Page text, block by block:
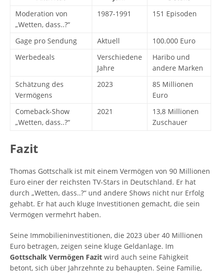
Moderation von
„Wetten, dass..?“
1987-1991 151 Episoden
Gage pro Sendung Aktuell
100.000 Euro
Werbedeals
Verschiedene
Jahre
Haribo und
andere Marken
Schätzung des
Vermögens
2023
85 Millionen
Euro
Comeback-Show
„Wetten, dass..?“
2021
13,8 Millionen
Zuschauer
Fazit
Thomas Gottschalk ist mit einem Vermögen von 90 Millionen
Euro einer der reichsten TV-Stars in Deutschland. Er hat
durch „Wetten, dass..?“ und andere Shows nicht nur Erfolg
gehabt. Er hat auch kluge Investitionen gemacht, die sein
Vermögen vermehrt haben.
Seine Immobilieninvestitionen, die 2023 über 40 Millionen
Euro betragen, zeigen seine kluge Geldanlage. Im
Gottschalk Vermögen Fazit wird auch seine Fähigkeit
betont, sich über Jahrzehnte zu behaupten. Seine Familie,